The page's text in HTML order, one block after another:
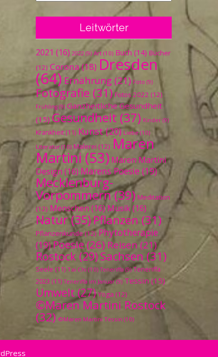
Leitwörter
2021 (16) 2022 (9) Art (10) Buch (14) Bücher
(12) Corona(18) Dresden
(64) Ernährung (21) Foto (9)
Fotografie (31) Fotos 2022 (12)
Frühling (9) Ganzheitliche Gesundheit
(15) Gesundheit (37) Kinder (9)
Krankheit (11) Kunst(20) Liebe(10)
Literatur (10) Malerei (12) Maren
Martini(53) Maren Martini
Design (16) Marens Poesie (19)
Mecklenburg-
Vorpommern(39) Meditation
(12) Menschen (16) Musik(16)
Natur(35)Pflanzen (31)
Pflanzenkunde(12) Phytotherapie
(19)Poesie(26) Reisen(21)
Rostock (29) Sachsen (31)
Seele (11) Tai Chi (10) Teneriffa (9) Teneriffa
2023 (11) Teneriffa im Januar(9) Tessin (15)
Umwelt (27) Yoga (12)
©Maren Martini Rostock
(32) ©Maren Martini Tessin (10)